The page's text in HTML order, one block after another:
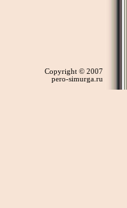
Copyright © 2007
pero-simurga.ru